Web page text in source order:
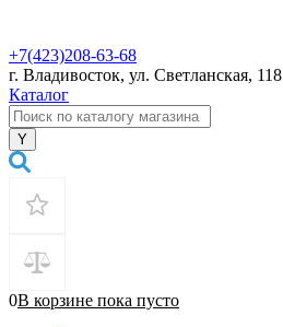
+7(423)208-63-68
г. Владивосток, ул. Светланская, 118
Каталог
0В корзине пока пусто